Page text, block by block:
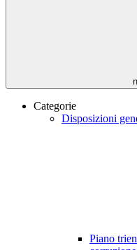
Categorie
Disposizioni
Piano